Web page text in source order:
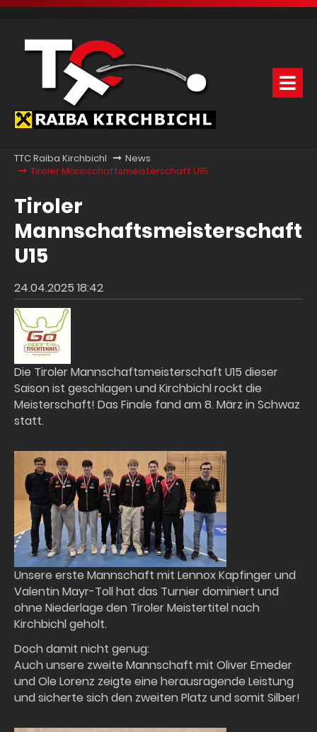
TTC Raiba Kirchbichl
News
Tiroler Mannschaftsmeisterschaft U15
Tiroler
Mannschaftsmeisterschaft
U15
24.04.2025 18:42
Die Tiroler Mannschaftsmeisterschaft U15 dieser
Saison ist geschlagen und Kirchbichl rockt die
Meisterschaft! Das Finale fand am 8. März in Schwaz
statt.
Unsere erste Mannschaft mit Lennox Kapfinger und
Valentin Mayr-Toll hat das Turnier dominiert und
ohne Niederlage den Tiroler Meistertitel nach
Kirchbichl geholt.
Doch damit nicht genug:
Auch unsere zweite Mannschaft mit Oliver Emeder
und Ole Lorenz zeigte eine herausragende Leistung
und sicherte sich den zweiten Platz und somit Silber!